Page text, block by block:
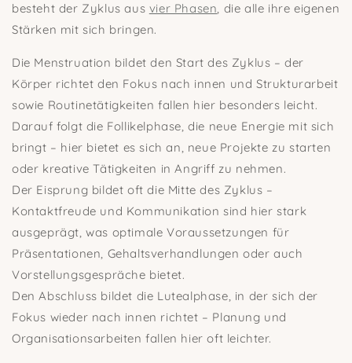
besteht der Zyklus aus vier Phasen, die alle ihre eigenen
Stärken mit sich bringen.
Die Menstruation bildet den Start des Zyklus – der
Körper richtet den Fokus nach innen und Strukturarbeit
sowie Routinetätigkeiten fallen hier besonders leicht.
Darauf folgt die Follikelphase, die neue Energie mit sich
bringt – hier bietet es sich an, neue Projekte zu starten
oder kreative Tätigkeiten in Angriff zu nehmen.
Der Eisprung bildet oft die Mitte des Zyklus –
Kontaktfreude und Kommunikation sind hier stark
ausgeprägt, was optimale Voraussetzungen für
Präsentationen, Gehaltsverhandlungen oder auch
Vorstellungsgespräche bietet.
Den Abschluss bildet die Lutealphase, in der sich der
Fokus wieder nach innen richtet – Planung und
Organisationsarbeiten fallen hier oft leichter.